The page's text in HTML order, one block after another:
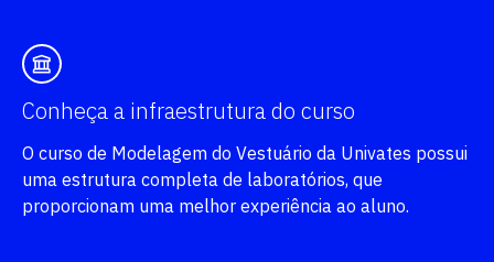
Conheça a infraestrutura do curso
O curso de Modelagem do Vestuário da Univates possui
uma estrutura completa de laboratórios, que
proporcionam uma melhor experiência ao aluno.